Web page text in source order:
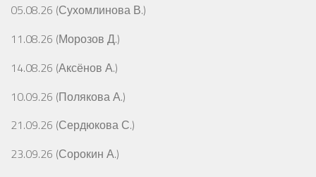
05.08.26 (Сухомлинова В.)
11.08.26 (Морозов Д.)
14.08.26 (Аксёнов А.)
10.09.26 (Полякова А.)
21.09.26 (Сердюкова С.)
23.09.26 (Сорокин А.)